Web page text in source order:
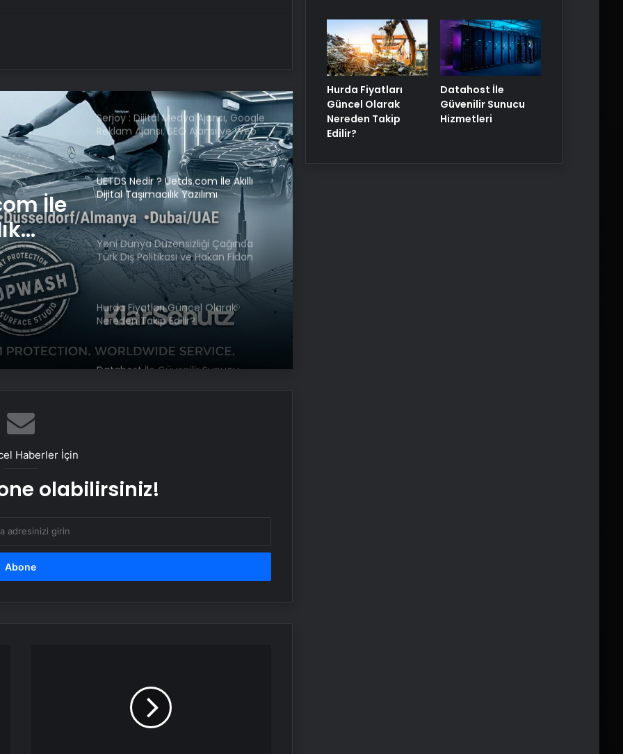
İle
Serjoy : Dijital Medya Ajansı, Google
Reklam Ajansı, SEO Ajansı ve Web
Tasarım Ajansı
UETDS Nedir ? Uetds.com İle Akıllı
Dijital Taşımacılık Yazılımı
Yeni Dünya Düzensizliği Çağında
Türk Dış Politikası ve Hakan Fidan
Faktörü
Hurda Fiyatları Güncel Olarak
Nereden Takip Edilir?
Datahost İle Güvenilir Sunucu
Bozulmuş meze, et ve et ürünleri
oğlunun ölümünde 7 yıl sonra dava
Haberler İçin
olabilirsiniz!
Hurda Fiyatları
Güncel Olarak
Nereden Takip
Edilir?
Datahost İle
Güvenilir Sunucu
Hizmetleri